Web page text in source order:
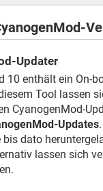
Updater
10 enthält ein On-
Tool lassen
CyanogenMod-
Updates
bis dato
lassen sich